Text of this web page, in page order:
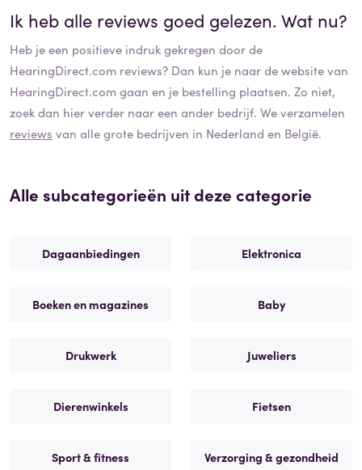
Ik heb alle reviews goed gelezen. Wat nu?
Heb je een positieve indruk gekregen door de
HearingDirect.com reviews? Dan kun je naar de website van
HearingDirect.com gaan en je bestelling plaatsen. Zo niet,
zoek dan hier verder naar een ander bedrijf. We verzamelen
reviews van alle grote bedrijven in Nederland en België.
Alle subcategorieën uit deze categorie
Dagaanbiedingen Elektronica
Boeken en magazines Baby
Drukwerk Juweliers
Dierenwinkels Fietsen
Sport & fitness Verzorging & gezondheid